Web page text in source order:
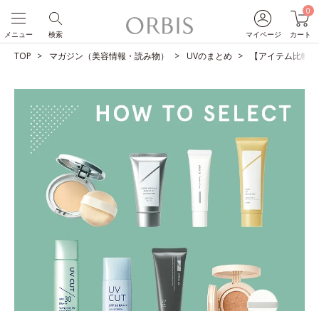
マイページ
0
カート
検索
メニュー
TOP マガジン（美容情報・読み物） UVのまとめ 【アイテム比較